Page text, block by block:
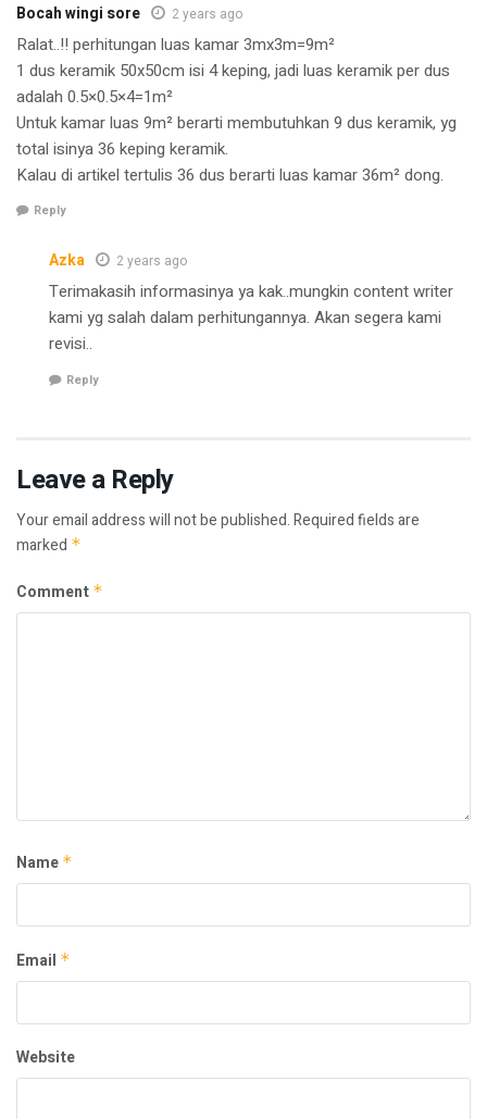
Bocah wingi sore 2 years ago
Ralat..!! perhitungan luas kamar 3mx3m=9m²
1 dus keramik 50x50cm isi 4 keping, jadi luas keramik per dus
adalah 0.5×0.5×4=1m²
Untuk kamar luas 9m² berarti membutuhkan 9 dus keramik, yg
total isinya 36 keping keramik.
Kalau di artikel tertulis 36 dus berarti luas kamar 36m² dong.
Reply
Azka 2 years ago
Terimakasih informasinya ya kak..mungkin content writer
kami yg salah dalam perhitungannya. Akan segera kami
revisi..
Reply
Leave a Reply
Your email address will not be published.Required fields are
marked *
Comment *
Name *
Email *
Website